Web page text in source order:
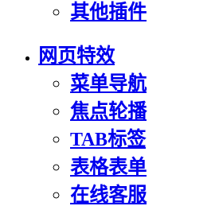
其他插件
网页特效
菜单导航
焦点轮播
TAB标签
表格表单
在线客服